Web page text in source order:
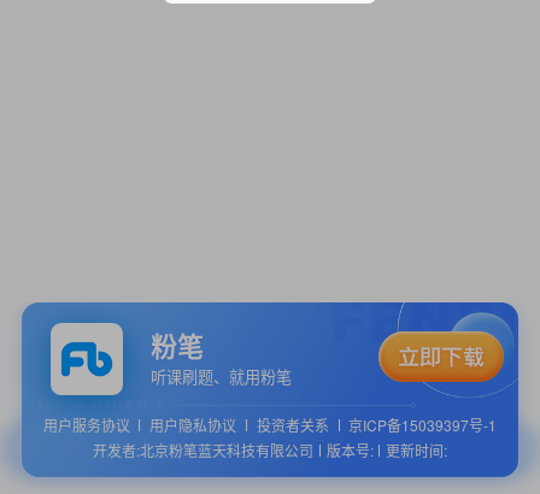
粉笔
听课刷题、就用粉笔
用户服务协议 用户隐私协议 投资者关系
京ICP备15039397号-1
开发者:北京粉笔蓝天科技有限公司
版本号: 更新时间: